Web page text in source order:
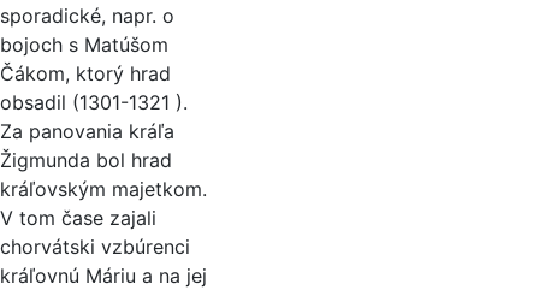
sporadické, napr. o
bojoch s Matúšom
Čákom, ktorý hrad
obsadil (1301-1321 ).
Za panovania kráľa
Žigmunda bol hrad
kráľovským majetkom.
V tom čase zajali
chorvátski vzbúrenci
kráľovnú Máriu a na jej